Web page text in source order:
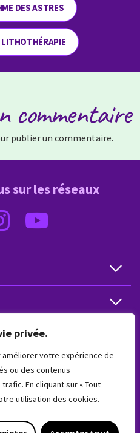
privée.
votre expérience de
ou des contenus
En cliquant sur « Tout
utilisation des cookies.
DES ASTRES
commentaire
publier un commentaire.
sur les réseaux